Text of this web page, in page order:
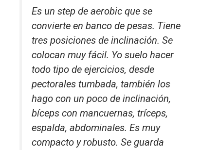
Es un step de aerobic que se
convierte en banco de pesas. Tiene
tres posiciones de inclinación. Se
colocan muy fácil. Yo suelo hacer
todo tipo de ejercicios, desde
pectorales tumbada, también los
hago con un poco de inclinación,
bíceps con mancuernas, tríceps,
espalda, abdominales. Es muy
compacto y robusto. Se guarda